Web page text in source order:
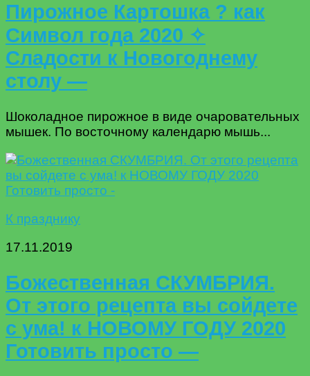
Пирожное Картошка ? как
Символ года 2020 ✧
Сладости к Новогоднему
столу —
Шоколадное пирожное в виде очаровательных
мышек. По восточному календарю мышь...
К празднику
17.11.2019
Божественная СКУМБРИЯ.
От этого рецепта вы сойдете
с ума! к НОВОМУ ГОДУ 2020
Готовить просто —